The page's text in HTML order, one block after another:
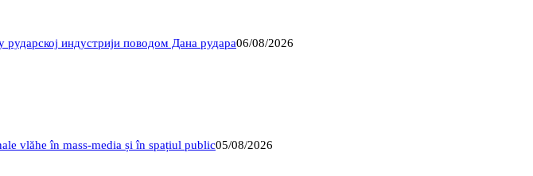
индустрији поводом Дана рудара06/08/2026
vlăhe în mass-media și în spațiul public05/08/2026